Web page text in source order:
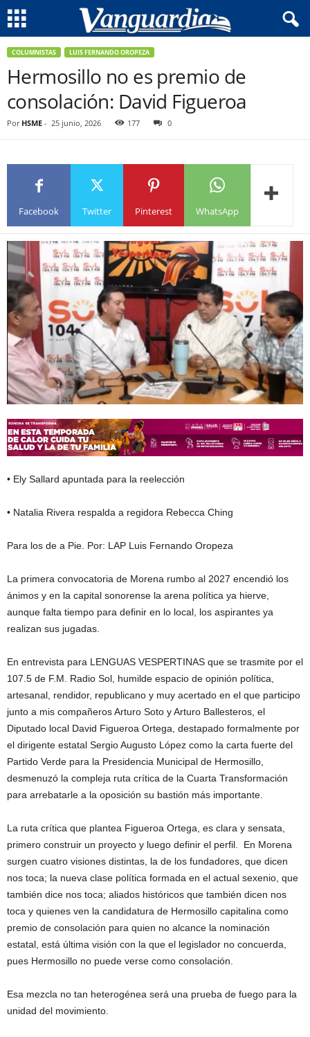
COLUMNISTAS LUIS FERNANDO OROPEZA
Hermosillo no es premio de
consolación: David Figueroa
Por HSME - 25 junio, 2026 177 0
Facebook Twitter Pinterest WhatsApp
• Ely Sallard apuntada para la reelección
• Natalia Rivera respalda a regidora Rebecca Ching
Para los de a Pie. Por: LAP Luis Fernando Oropeza
La primera convocatoria de Morena rumbo al 2027 encendió los
ánimos y en la capital sonorense la arena política ya hierve,
aunque falta tiempo para definir en lo local, los aspirantes ya
realizan sus jugadas.
En entrevista para LENGUAS VESPERTINAS que se trasmite por el
107.5 de F.M. Radio Sol, humilde espacio de opinión política,
artesanal, rendidor, republicano y muy acertado en el que participo
junto a mis compañeros Arturo Soto y Arturo Ballesteros, el
Diputado local David Figueroa Ortega, destapado formalmente por
el dirigente estatal Sergio Augusto López como la carta fuerte del
Partido Verde para la Presidencia Municipal de Hermosillo,
desmenuzó la compleja ruta crítica de la Cuarta Transformación
para arrebatarle a la oposición su bastión más importante.
La ruta crítica que plantea Figueroa Ortega, es clara y sensata,
primero construir un proyecto y luego definir el perfil. En Morena
surgen cuatro visiones distintas, la de los fundadores, que dicen
nos toca; la nueva clase política formada en el actual sexenio, que
también dice nos toca; aliados históricos que también dicen nos
toca y quienes ven la candidatura de Hermosillo capitalina como
premio de consolación para quien no alcance la nominación
estatal, está última visión con la que el legislador no concuerda,
pues Hermosillo no puede verse como consolación.
Esa mezcla no tan heterogénea será una prueba de fuego para la
unidad del movimiento.